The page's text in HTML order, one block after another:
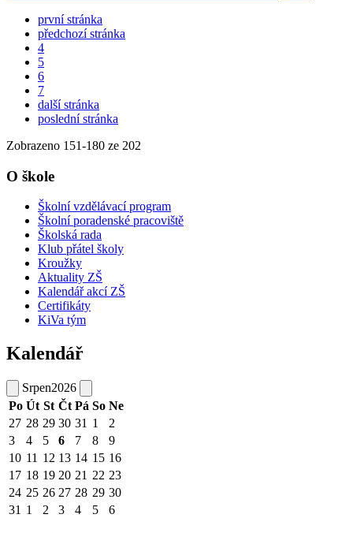
první stránka
předchozí stránka
4
5
6
7
další stránka
poslední stránka
Zobrazeno 151-180 ze 202
O škole
Školní vzdělávací program
Školní poradenské pracoviště
Školská rada
Klub přátel školy
Kroužky
Aktuality ZŠ
Kalendář akcí ZŠ
Certifikáty
KiVa tým
Kalendář
Srpen2026
Po Út St Čt Pá So Ne
27 28 29 30 31 1
2
3
4 5 6 7 8
9
10 11 12 13 14 15 16
17 18 19 20 21 22 23
24 25 26 27 28 29 30
31 1 2 3 4 5 6